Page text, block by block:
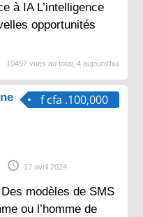
à IA L’intelligence
opportunités
10497 vues au total, 4 aujourd'hui
f cfa .100,000
17 avril 2024
modèles de SMS
ou l’homme de